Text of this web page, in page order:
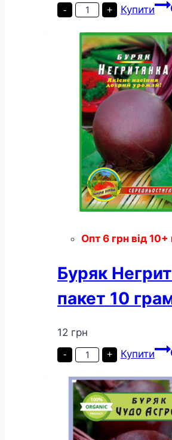
-
Буряк
Єгипетська
пакет
20
грамів
кількість
+ Купити
Опт 6 грн від
Буряк
пакет 10
12 грн
-
Буряк
Негритянка
10
грамів
кількість
+ Купити